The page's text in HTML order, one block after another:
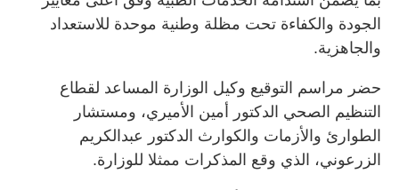
الجودة والكفاءة تحت مظلة وطنية موحدة للاستعداد
والجاهزية.
حضر مراسم التوقيع وكيل الوزارة المساعد لقطاع
التنظيم الصحي الدكتور أمين الأميري، ومستشار
الطوارئ والأزمات والكوارث الدكتور عبدالكريم
الزرعوني، الذي وقع المذكرات ممثلا للوزارة.